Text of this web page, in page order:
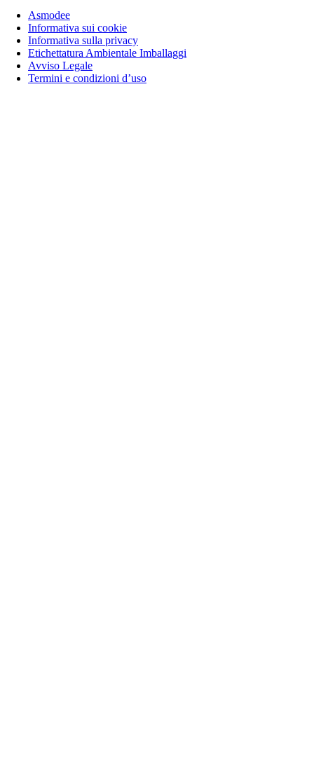
Asmodee
Informativa sui cookie
Informativa sulla privacy
Etichettatura Ambientale Imballaggi
Avviso Legale
Termini e condizioni d’uso